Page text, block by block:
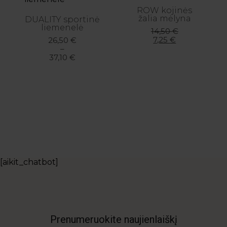
DUALITY sportinė
liemenelė
26,50€
–
37,10€
Price
range:
26,50 €
ROW kojinės
žalia mėlyna
14,50€
Original
price
7,25€
Current
price
[aikit_chatbot]
Prenumeruokite naujienlaiškį